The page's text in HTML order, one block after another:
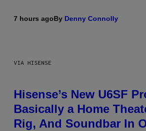
7 hours agoBy Denny Connolly
VIA HISENSE
Hisense’s New U6SF
Basically a Home
Rig, And Soundbar In